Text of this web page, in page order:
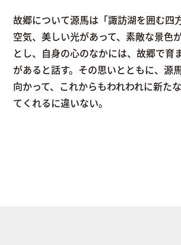
故郷について源馬は「諏訪湖を囲む四
空気、美しい光があって、素敵な景色
とし、自身の心のなかには、故郷で育
があると話す。その思いとともに、源
向かって、これからもわれわれに新た
てくれるに違いない。